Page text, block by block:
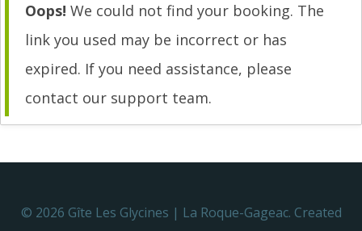
Oops! We could not find your booking. The
link you used may be incorrect or has
expired. If you need assistance, please
contact our support team.
© 2026 Gîte Les Glycines | La Roque-Gageac. Created